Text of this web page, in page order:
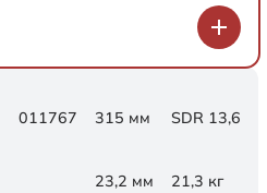
011767 315 мм SDR 13,6
23,2 мм 21,3 кг